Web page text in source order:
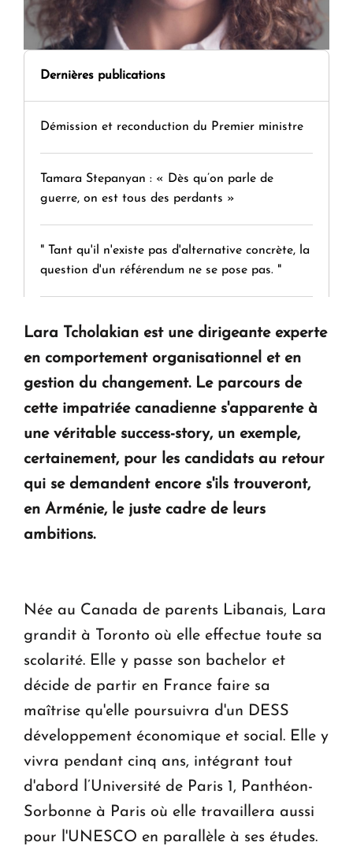
Dernières publications
Démission et reconduction du Premier ministre
Tamara Stepanyan : « Dès qu’on parle de
guerre, on est tous des perdants »
" Tant qu'il n'existe pas d'alternative concrète, la
question d'un référendum ne se pose pas. "
KASA : 30 ans d'audace, de résilience et d'avenir
en Arménie
Le premier hôtel Hyatt Regency d'Arménie
ouvrira ses portes à Dilijan
Lara Tcholakian est une dirigeante experte
en comportement organisationnel et en
gestion du changement. Le parcours de
cette impatriée canadienne s'apparente à
une véritable success-story, un exemple,
certainement, pour les candidats au retour
qui se demandent encore s'ils trouveront,
en Arménie, le juste cadre de leurs
ambitions.
Née au Canada de parents Libanais, Lara
grandit à Toronto où elle effectue toute sa
scolarité. Elle y passe son bachelor et
décide de partir en France faire sa
maîtrise qu'elle poursuivra d'un DESS
développement économique et social. Elle y
vivra pendant cinq ans, intégrant tout
d'abord l’Université de Paris 1, Panthéon-
Sorbonne à Paris où elle travaillera aussi
pour l'UNESCO en parallèle à ses études.